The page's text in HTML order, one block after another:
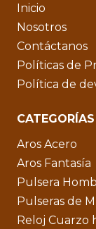
Inicio
Nosotros
Contáctanos
Políticas de
Política de
CATEGORÍAS
Aros Acero
Aros Fantasía
Pulsera
Pulseras de
Reloj Cuarzo